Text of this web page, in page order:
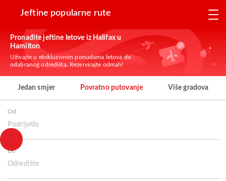
Jeftine popularne rute
Pronađite jeftine letove iz Halifax u
Hamilton
Uživajte u ekskluzivnim ponudama letova do
odabranog odredišta. Rezervirajte odmah!
Jedan smjer Povratno putovanje Više gradova
Od
Podrijetlo
Do
Odredište